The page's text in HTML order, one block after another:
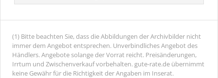
(1) Bitte beachten Sie, dass die Abbildungen der Archivbilder nicht
immer dem Angebot entsprechen. Unverbindliches Angebot des
Händlers. Angebote solange der Vorrat reicht. Preisänderungen,
Irrtum und Zwischenverkauf vorbehalten. gute-rate.de übernimmt
keine Gewähr für die Richtigkeit der Angaben im Inserat.